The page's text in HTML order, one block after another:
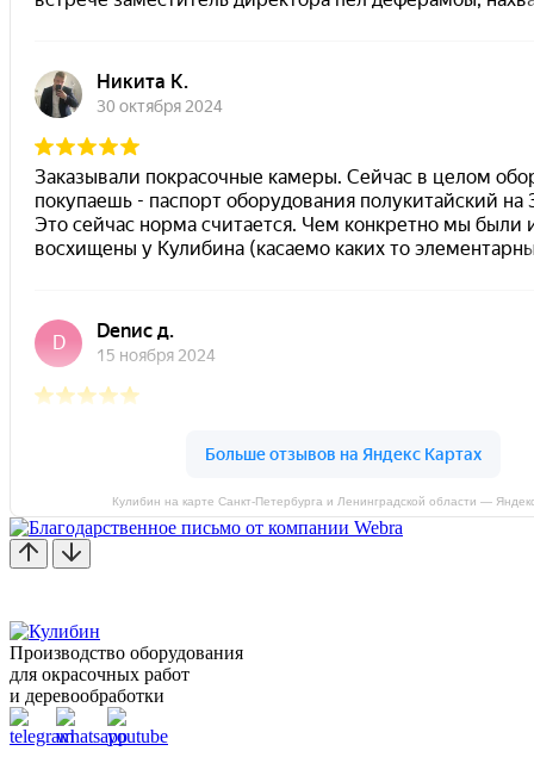
Кулибин на карте Санкт‑Петербурга и Ленинградской области —
Производство оборудования
для окрасочных работ
и деревообработки